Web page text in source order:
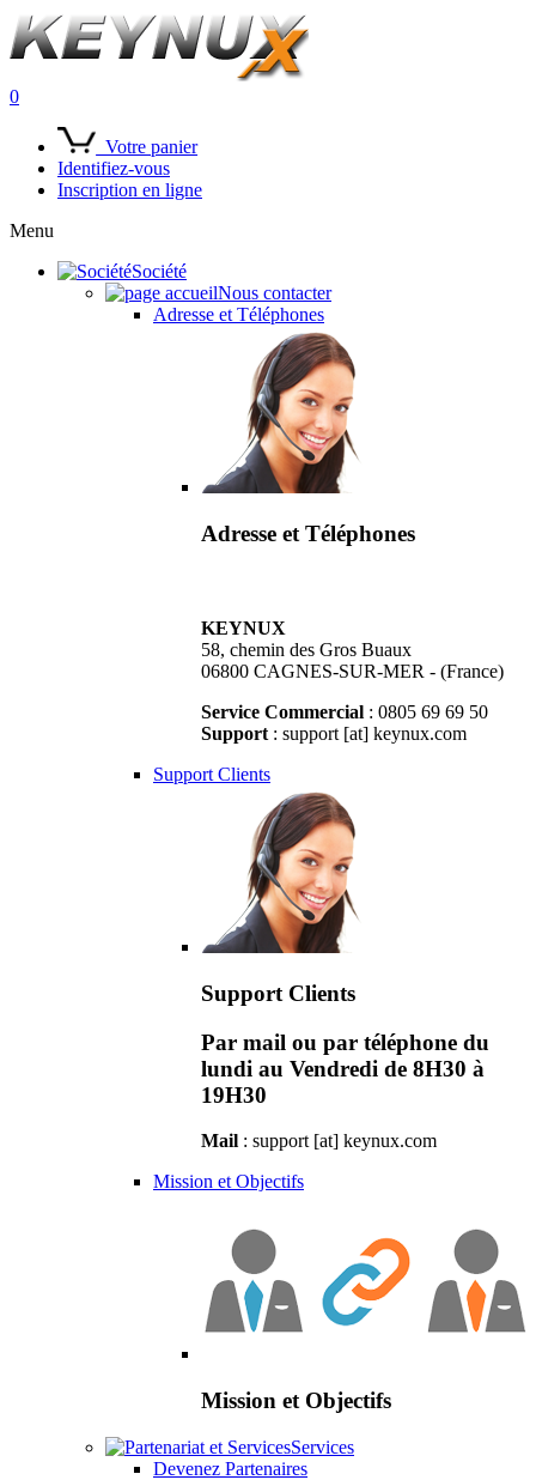
0
Votre panier
Identifiez-vous
Inscription en ligne
Menu
Société
Nous contacter
Adresse et Téléphones
Adresse et Téléphones
KEYNUX
58, chemin des Gros Buaux
06800 CAGNES-SUR-MER - (France)
Service Commercial : 0805 69 69 50
Support : support [at] keynux.com
Support Clients
Support Clients
Par mail ou par téléphone du
lundi au Vendredi de 8H30 à
19H30
Mail : support [at] keynux.com
Mission et Objectifs
Mission et Objectifs
Services
Devenez Partenaires